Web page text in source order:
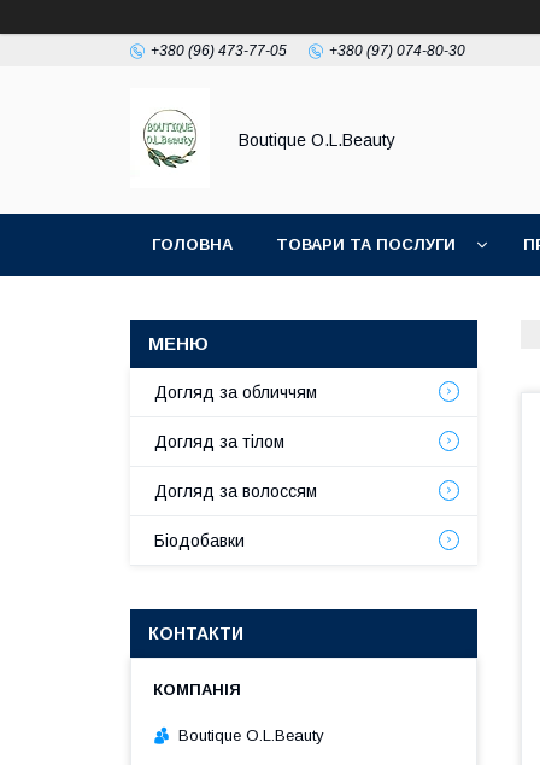
+380 (96) 473-77-05 +380 (97) 074-80-30
Boutique O.L.Beauty
ГОЛОВНА ТОВАРИ ТА ПОСЛУГИ
Догляд за обличчям
Догляд за тілом
Догляд за волоссям
Біодобавки
КОНТАКТИ
Boutique O.L.Beauty